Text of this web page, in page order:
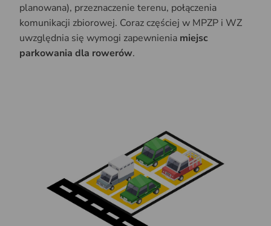
planowana), przeznaczenie terenu, połączenia
komunikacji zbiorowej. Coraz częściej w MPZP i WZ
uwzględnia się wymogi zapewnienia miejsc
parkowania dla rowerów.